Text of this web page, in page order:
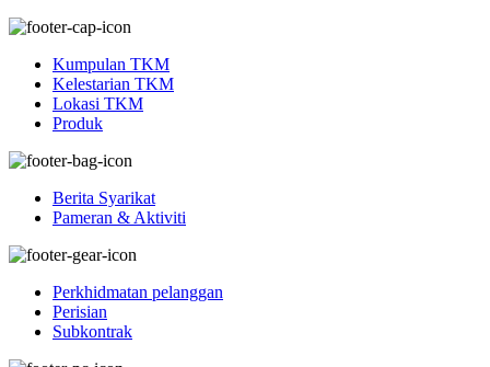
Kumpulan TKM
Kelestarian TKM
Lokasi TKM
Produk
Berita Syarikat
Pameran & Aktiviti
Perkhidmatan pelanggan
Perisian
Subkontrak